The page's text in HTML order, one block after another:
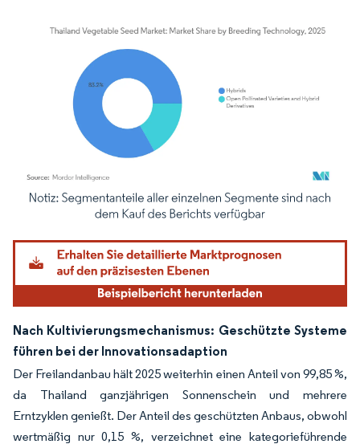
Bild © Mordor Intelligence. Wiederverwendung erfordert Namensnennung
Nach Kultivierungsmechanismus: Geschützte Systeme
führen bei der Innovationsadaption
Der Freilandanbau hält 2025 weiterhin einen Anteil von 99,85 %,
da Thailand ganzjährigen Sonnenschein und mehrere
Erntzyklen genießt. Der Anteil des geschützten Anbaus, obwohl
wertmäßig nur 0,15 %, verzeichnet eine kategorieführende